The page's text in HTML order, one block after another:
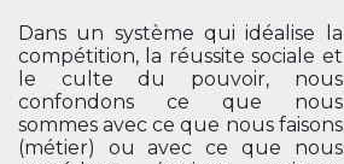
Dans un système qui idéalise la
compétition, la réussite sociale et
le culte du pouvoir, nous
confondons ce que nous
sommes avec ce que nous faisons
(métier) ou avec ce que nous